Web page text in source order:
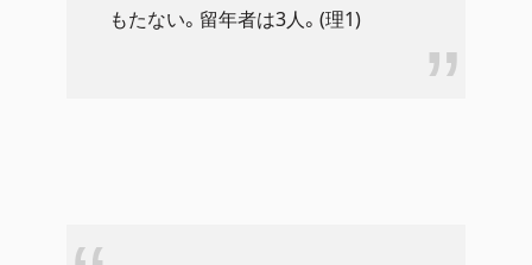
もたない。留年者は3人。(理1)